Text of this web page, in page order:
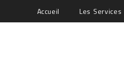
Accueil Les Services